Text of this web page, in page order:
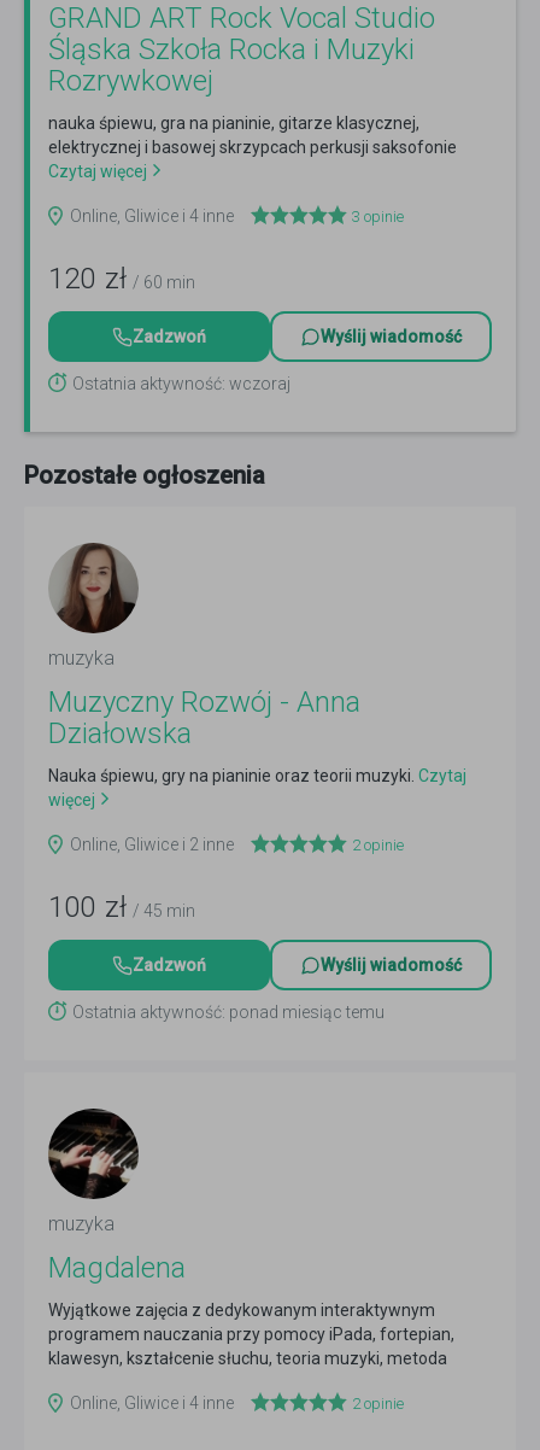
GRAND ART Rock Vocal Studio
Śląska Szkoła Rocka i Muzyki
Rozrywkowej
nauka śpiewu, gra na pianinie, gitarze klasycznej,
elektrycznej i basowej skrzypcach perkusji saksofonie
Czytaj więcej
Online, Gliwice i 4 inne 3 opinie
120 zł / 60 min
Zadzwoń Wyślij wiadomość
Ostatnia aktywność: wczoraj
Pozostałe ogłoszenia
muzyka
Muzyczny Rozwój - Anna
Działowska
Nauka śpiewu, gry na pianinie oraz teorii muzyki. Czytaj
więcej
Online, Gliwice i 2 inne 2opinie
100 zł / 45 min
Zadzwoń Wyślij wiadomość
Ostatnia aktywność: ponad miesiąc temu
muzyka
Magdalena
Wyjątkowe zajęcia z dedykowanym interaktywnym
programem nauczania przy pomocy iPada, fortepian,
klawesyn, kształcenie słuchu, teoria muzyki, metoda
Online, Gliwice i 4 inne
2opinie